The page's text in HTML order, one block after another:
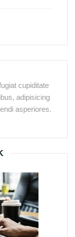
cupiditate
adipisicing
asperiores.